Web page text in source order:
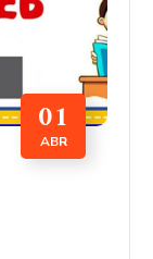
01
ABR